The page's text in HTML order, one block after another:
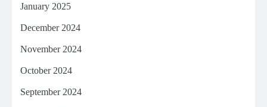
January 2025
December 2024
November 2024
October 2024
September 2024